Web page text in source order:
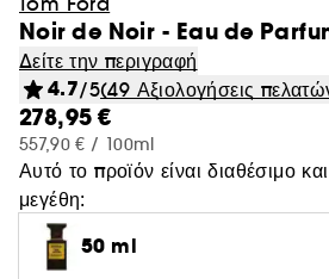
Noir de Noir - Eau de
Δείτε την περιγραφή
4.7/5(49 Αξιολογήσεις
278,95 €
557,90 € / 100ml
Αυτό το προϊόν είναι διαθέσιμο
μεγέθη:
50 ml